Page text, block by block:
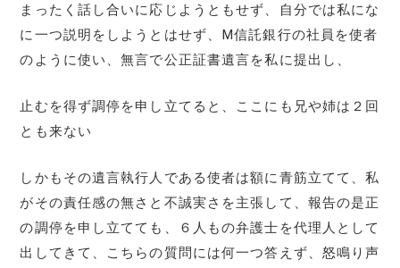
まったく話し合いに応じようともせず、自分では私にな
に一つ説明をしようとはせず、M信託銀行の社員を使者
のように使い、無言で公正証書遺言を私に提出し、
止むを得ず調停を申し立てると、ここにも兄や姉は２回
とも来ない
しかもその遺言執行人である使者は額に青筋立てて、私
がその責任感の無さと不誠実さを主張して、報告の是正
の調停を申し立てても、６人もの弁護士を代理人として
出してきて、こちらの質問には何一つ答えず、怒鳴り声